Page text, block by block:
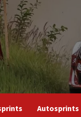
Autosprints